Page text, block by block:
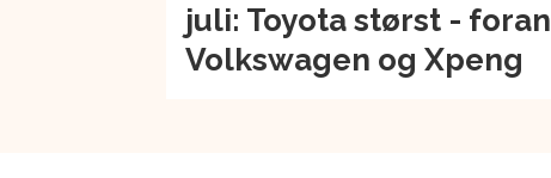
juli: Toyota størst - foran
Volkswagen og Xpeng